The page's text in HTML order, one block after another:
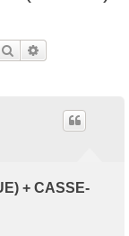
Rechercher
+ CASSE-